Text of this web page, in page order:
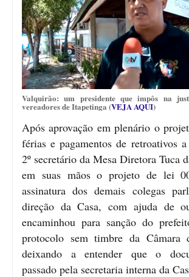
Valquirão: um presidente que impôs na
vereadores de Itapetinga (VEJA AQUI)
Após aprovação em plenário o
férias e pagamentos de retroativos
2º secretário da Mesa Diretora Tuca
em suas mãos o projeto de lei
assinatura dos demais colegas
direção da Casa, com ajuda de
encaminhou para sanção do
protocolo sem timbre da Câmara
deixando a entender que o
passado pela secretaria interna da